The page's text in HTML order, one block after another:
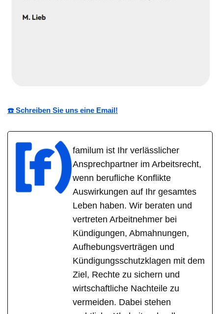
☎️ Schreiben Sie uns eine Email!
familum ist Ihr verlässlicher
Ansprechpartner im Arbeitsrecht,
wenn berufliche Konflikte
Auswirkungen auf Ihr gesamtes
Leben haben. Wir beraten und
vertreten Arbeitnehmer bei
Kündigungen, Abmahnungen,
Aufhebungsverträgen und
Kündigungsschutzklagen mit dem
Ziel, Rechte zu sichern und
wirtschaftliche Nachteile zu
vermeiden. Dabei stehen